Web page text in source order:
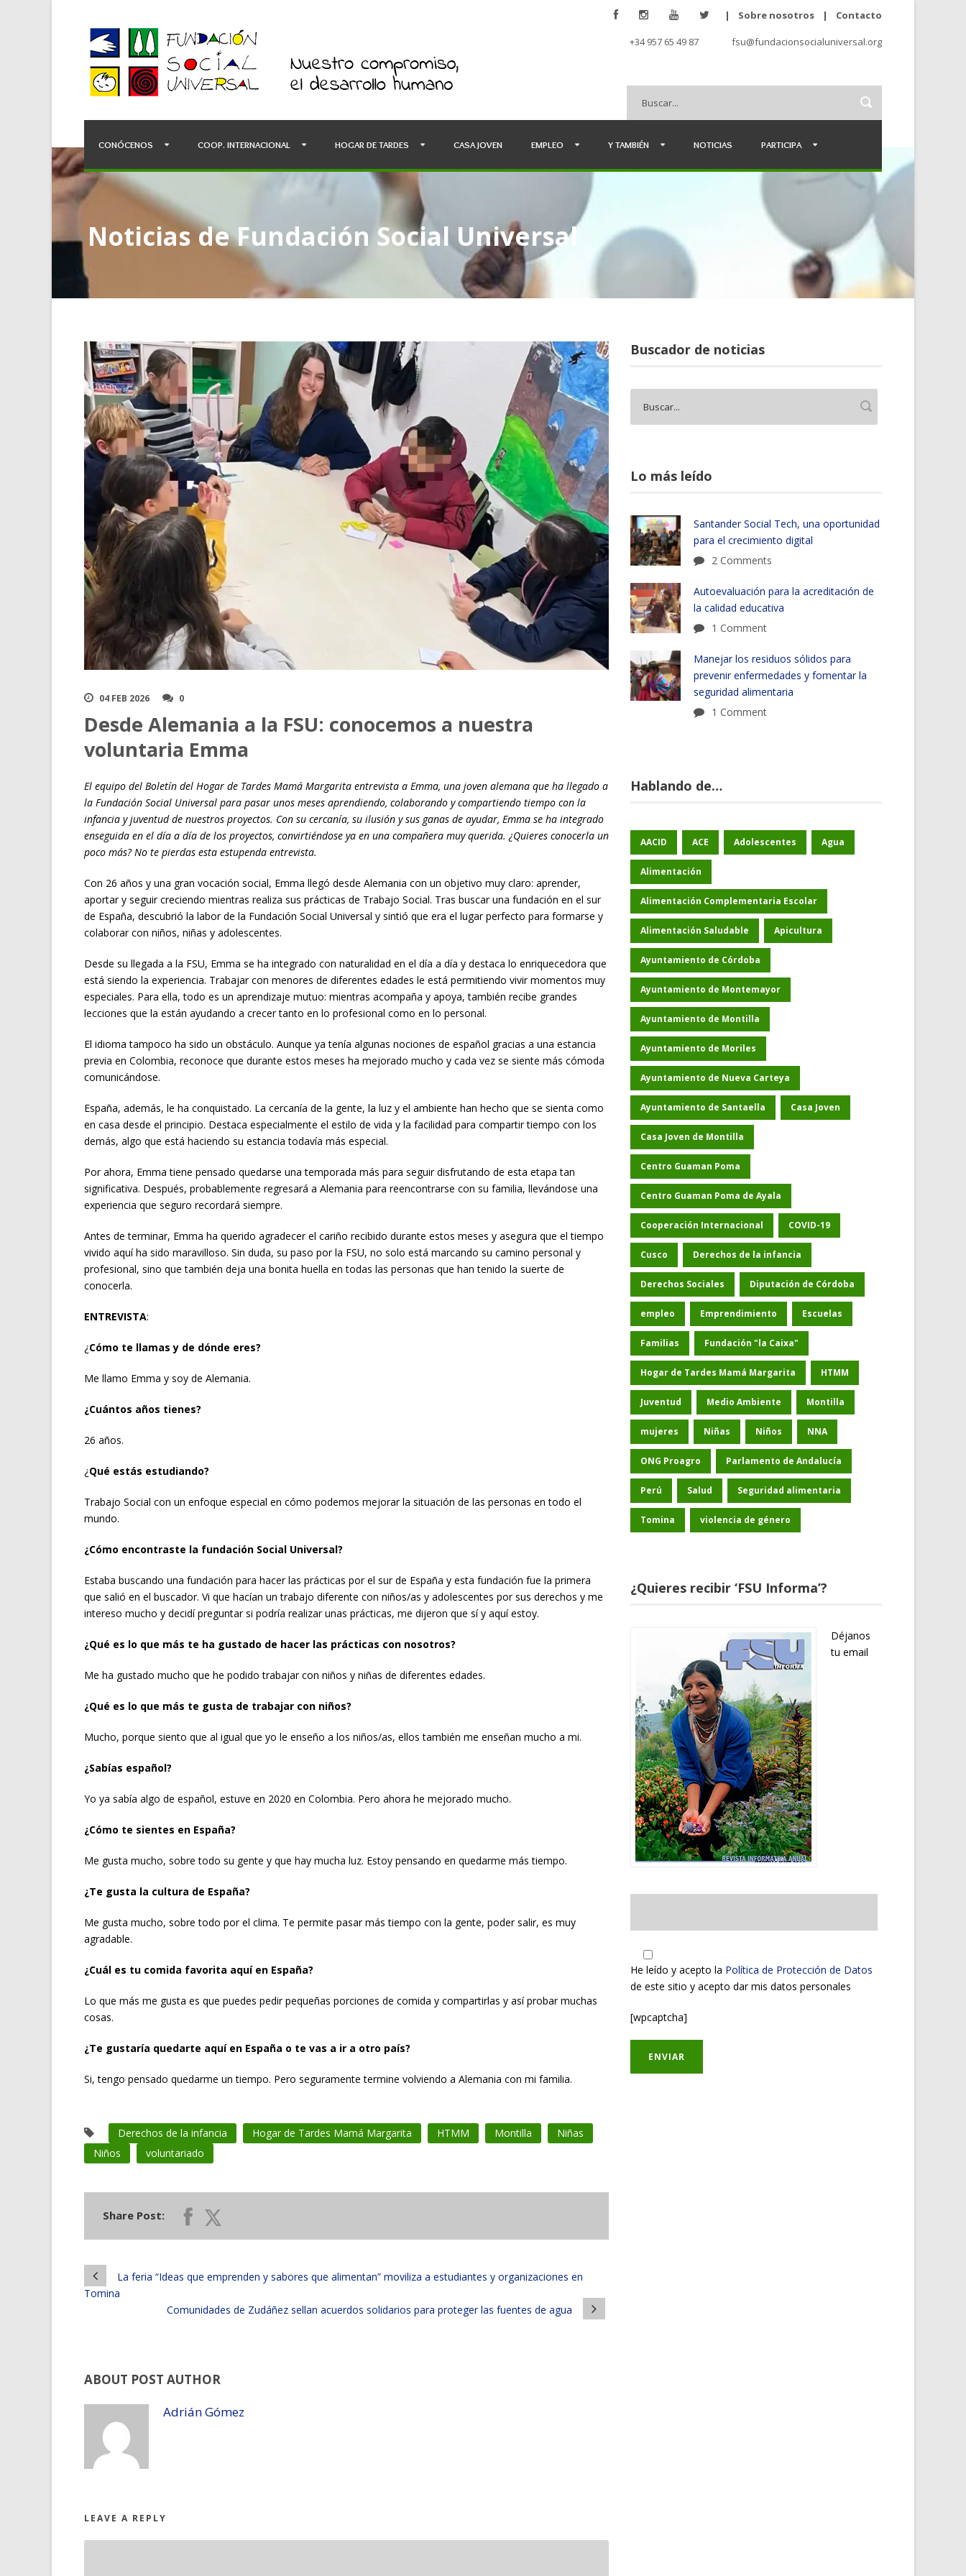
| Sobre nosotros | Contacto
+34 957 65 49 87 fsu@fundacionsocialuniversal.org
CONÓCENOS COOP. INTERNACIONAL HOGAR DE TARDES CASA JOVEN EMPLEO Y TAMBIÉN NOTICIAS PARTICIPA
Noticias de Fundación Social Universal
04 FEB 2026 0
Desde Alemania a la FSU: conocemos a nuestra
voluntaria Emma
El equipo del Boletín del Hogar de Tardes Mamá Margarita entrevista a Emma, una joven alemana que ha llegado a
la Fundación Social Universal para pasar unos meses aprendiendo, colaborando y compartiendo tiempo con la
infancia y juventud de nuestros proyectos. Con su cercanía, su ilusión y sus ganas de ayudar, Emma se ha integrado
enseguida en el día a día de los proyectos, convirtiéndose ya en una compañera muy querida. ¿Quieres conocerla un
poco más? No te pierdas esta estupenda entrevista.
Con 26 años y una gran vocación social, Emma llegó desde Alemania con un objetivo muy claro: aprender,
aportar y seguir creciendo mientras realiza sus prácticas de Trabajo Social. Tras buscar una fundación en el sur
de España, descubrió la labor de la Fundación Social Universal y sintió que era el lugar perfecto para formarse y
colaborar con niños, niñas y adolescentes.
Desde su llegada a la FSU, Emma se ha integrado con naturalidad en el día a día y destaca lo enriquecedora que
está siendo la experiencia. Trabajar con menores de diferentes edades le está permitiendo vivir momentos muy
especiales. Para ella, todo es un aprendizaje mutuo: mientras acompaña y apoya, también recibe grandes
lecciones que la están ayudando a crecer tanto en lo profesional como en lo personal.
El idioma tampoco ha sido un obstáculo. Aunque ya tenía algunas nociones de español gracias a una estancia
previa en Colombia, reconoce que durante estos meses ha mejorado mucho y cada vez se siente más cómoda
comunicándose.
España, además, le ha conquistado. La cercanía de la gente, la luz y el ambiente han hecho que se sienta como
en casa desde el principio. Destaca especialmente el estilo de vida y la facilidad para compartir tiempo con los
demás, algo que está haciendo su estancia todavía más especial.
Por ahora, Emma tiene pensado quedarse una temporada más para seguir disfrutando de esta etapa tan
significativa. Después, probablemente regresará a Alemania para reencontrarse con su familia, llevándose una
experiencia que seguro recordará siempre.
Antes de terminar, Emma ha querido agradecer el cariño recibido durante estos meses y asegura que el tiempo
vivido aquí ha sido maravilloso. Sin duda, su paso por la FSU, no solo está marcando su camino personal y
profesional, sino que también deja una bonita huella en todas las personas que han tenido la suerte de
conocerla.
ENTREVISTA:
¿Cómo te llamas y de dónde eres?
Me llamo Emma y soy de Alemania.
¿Cuántos años tienes?
26 años.
¿Qué estás estudiando?
Trabajo Social con un enfoque especial en cómo podemos mejorar la situación de las personas en todo el
mundo.
¿Cómo encontraste la fundación Social Universal?
Estaba buscando una fundación para hacer las prácticas por el sur de España y esta fundación fue la primera
que salió en el buscador. Vi que hacían un trabajo diferente con niños/as y adolescentes por sus derechos y me
intereso mucho y decidí preguntar si podría realizar unas prácticas, me dijeron que sí y aquí estoy.
¿Qué es lo que más te ha gustado de hacer las prácticas con nosotros?
Me ha gustado mucho que he podido trabajar con niños y niñas de diferentes edades.
¿Qué es lo que más te gusta de trabajar con niños?
Mucho, porque siento que al igual que yo le enseño a los niños/as, ellos también me enseñan mucho a mi.
¿Sabías español?
Yo ya sabía algo de español, estuve en 2020 en Colombia. Pero ahora he mejorado mucho.
¿Cómo te sientes en España?
Me gusta mucho, sobre todo su gente y que hay mucha luz. Estoy pensando en quedarme más tiempo.
¿Te gusta la cultura de España?
Me gusta mucho, sobre todo por el clima. Te permite pasar más tiempo con la gente, poder salir, es muy
agradable.
¿Cuál es tu comida favorita aquí en España?
Lo que más me gusta es que puedes pedir pequeñas porciones de comida y compartirlas y así probar muchas
cosas.
¿Te gustaría quedarte aquí en España o te vas a ir a otro país?
Si, tengo pensado quedarme un tiempo. Pero seguramente termine volviendo a Alemania con mi familia.
Derechos de la infancia Hogar de Tardes Mamá Margarita HTMM Montilla
Niñas
Niños
voluntariado
Share Post:
La feria “Ideas que emprenden y sabores que alimentan” moviliza a estudiantes y organizaciones en
Tomina
Comunidades de Zudáñez sellan acuerdos solidarios para proteger las fuentes de agua
ABOUT POST AUTHOR
Adrián Gómez
LEAVE A REPLY
Buscador de noticias
Lo más leído
Santander Social Tech, una oportunidad
para el crecimiento digital
2 Comments
Autoevaluación para la acreditación de
la calidad educativa
1 Comment
Manejar los residuos sólidos para
prevenir enfermedades y fomentar la
seguridad alimentaria
1 Comment
Hablando de…
AACID ACE Adolescentes Agua
Alimentación
Alimentación Complementaria Escolar
Alimentación Saludable Apicultura
Ayuntamiento de Córdoba
Ayuntamiento de Montemayor
Ayuntamiento de Montilla
Ayuntamiento de Moriles
Ayuntamiento de Nueva Carteya
Ayuntamiento de Santaella Casa Joven
Casa Joven de Montilla
Centro Guaman Poma
Centro Guaman Poma de Ayala
Cooperación Internacional COVID-19
Cusco Derechos de la infancia
Derechos Sociales Diputación de Córdoba
empleo Emprendimiento Escuelas
Familias Fundación "la Caixa"
Hogar de Tardes Mamá Margarita HTMM
Juventud Medio Ambiente Montilla
mujeres Niñas Niños NNA
ONG Proagro Parlamento de Andalucía
Perú Salud Seguridad alimentaria
Tomina violencia de género
¿Quieres recibir ‘FSU Informa’?
Déjanos
tu email
He leído y acepto la Política de Protección de Datos
de este sitio y acepto dar mis datos personales
[wpcaptcha]